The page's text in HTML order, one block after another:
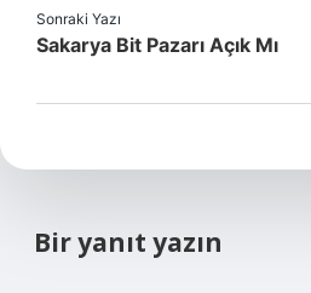
Sonraki Yazı
Sakarya Bit Pazarı Açık Mı
Bir yanıt yazın